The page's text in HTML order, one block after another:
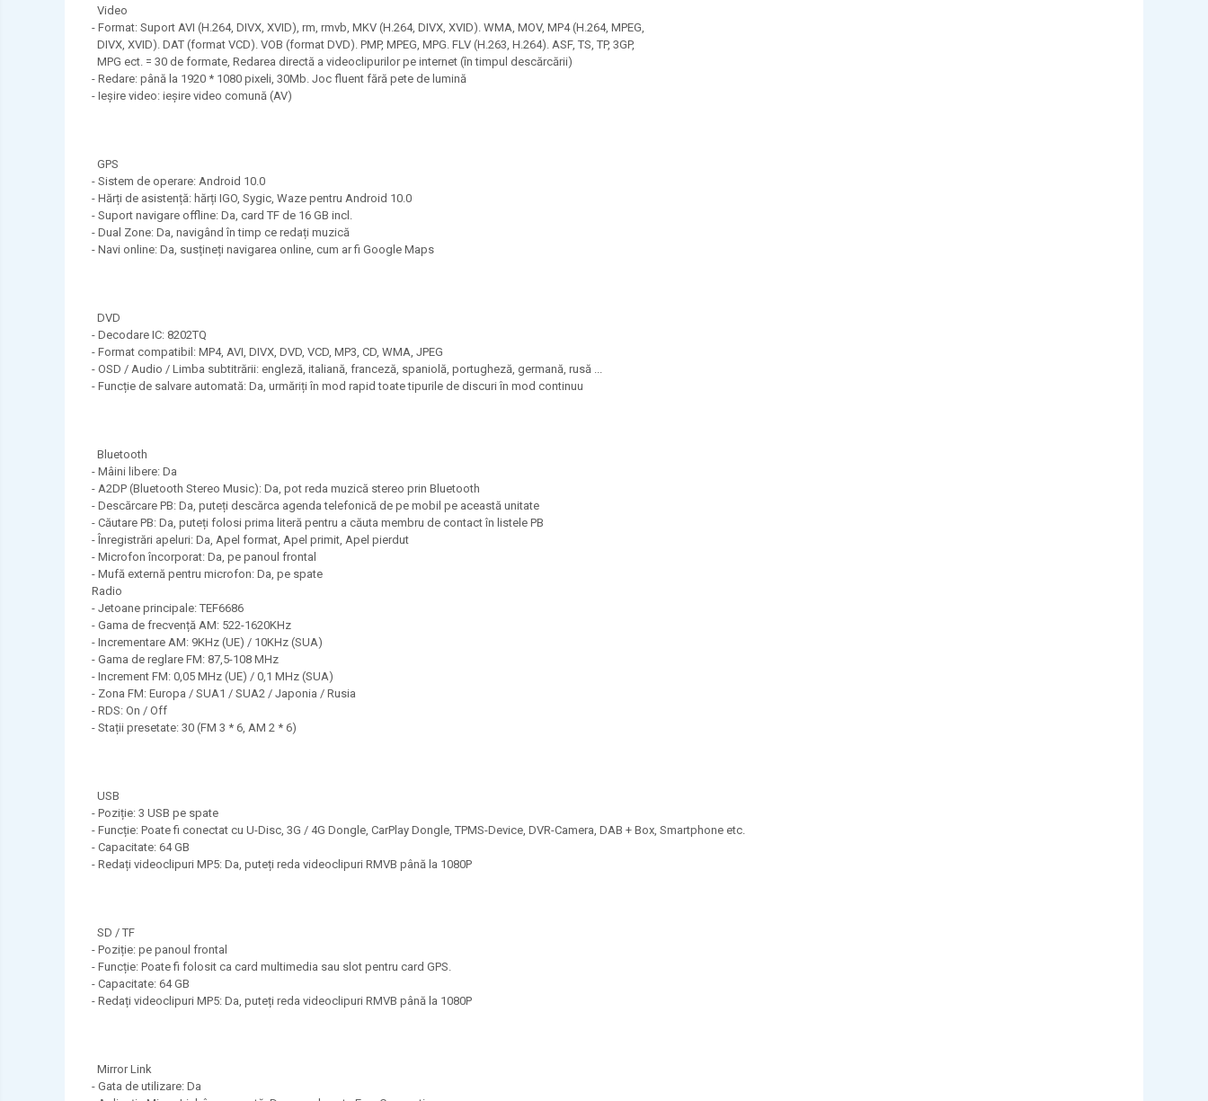
Video
- Format: Suport AVI (H.264, DIVX, XVID), rm, rmvb, MKV (H.264, DIVX, XVID). WMA, MOV, MP4 (H.264, MPEG,
DIVX, XVID). DAT (format VCD). VOB (format DVD). PMP, MPEG, MPG. FLV (H.263, H.264). ASF, TS, TP, 3GP,
MPG ect. = 30 de formate, Redarea directă a videoclipurilor pe internet (în timpul descărcării)
- Redare: până la 1920 * 1080 pixeli, 30Mb. Joc fluent fără pete de lumină
- Ieșire video: ieșire video comună (AV)
GPS
- Sistem de operare: Android 10.0
- Hărți de asistență: hărți IGO, Sygic, Waze pentru Android 10.0
- Suport navigare offline: Da, card TF de 16 GB incl.
- Dual Zone: Da, navigând în timp ce redați muzică
- Navi online: Da, susțineți navigarea online, cum ar fi Google Maps
DVD
- Decodare IC: 8202TQ
- Format compatibil: MP4, AVI, DIVX, DVD, VCD, MP3, CD, WMA, JPEG
- OSD / Audio / Limba subtitrării: engleză, italiană, franceză, spaniolă, portugheză, germană, rusă ...
- Funcție de salvare automată: Da, urmăriți în mod rapid toate tipurile de discuri în mod continuu
Bluetooth
- Mâini libere: Da
- A2DP (Bluetooth Stereo Music): Da, pot reda muzică stereo prin Bluetooth
- Descărcare PB: Da, puteți descărca agenda telefonică de pe mobil pe această unitate
- Căutare PB: Da, puteți folosi prima literă pentru a căuta membru de contact în listele PB
- Înregistrări apeluri: Da, Apel format, Apel primit, Apel pierdut
- Microfon încorporat: Da, pe panoul frontal
- Mufă externă pentru microfon: Da, pe spate
Radio
- Jetoane principale: TEF6686
- Gama de frecvență AM: 522-1620KHz
- Incrementare AM: 9KHz (UE) / 10KHz (SUA)
- Gama de reglare FM: 87,5-108 MHz
- Increment FM: 0,05 MHz (UE) / 0,1 MHz (SUA)
- Zona FM: Europa / SUA1 / SUA2 / Japonia / Rusia
- RDS: On / Off
- Stații presetate: 30 (FM 3 * 6, AM 2 * 6)
USB
- Poziție: 3 USB pe spate
- Funcție: Poate fi conectat cu U-Disc, 3G / 4G Dongle, CarPlay Dongle, TPMS-Device, DVR-Camera, DAB + Box, Smartphone etc.
- Capacitate: 64 GB
- Redați videoclipuri MP5: Da, puteți reda videoclipuri RMVB până la 1080P
SD / TF
- Poziție: pe panoul frontal
- Funcție: Poate fi folosit ca card multimedia sau slot pentru card GPS.
- Capacitate: 64 GB
- Redați videoclipuri MP5: Da, puteți reda videoclipuri RMVB până la 1080P
Mirror Link
- Gata de utilizare: Da